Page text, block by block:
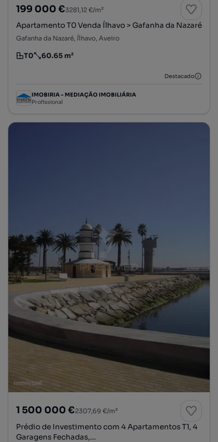
199 000 €3281,12 €/m²
Apartamento T0 Venda Ílhavo > Gafanha da Nazaré
Gafanha da Nazaré, Ílhavo, Aveiro
Tipologia
T0
Preço por metro quadrado
60.65 m²
Destacado
IMOBIRIA - MEDIAÇÃO IMOBILIÁRIA
Profissional
1 500 000 €2307,69 €/m²
Prédio de Investimento com 4 Apartamentos T1, 4
Garagens Fechadas,...